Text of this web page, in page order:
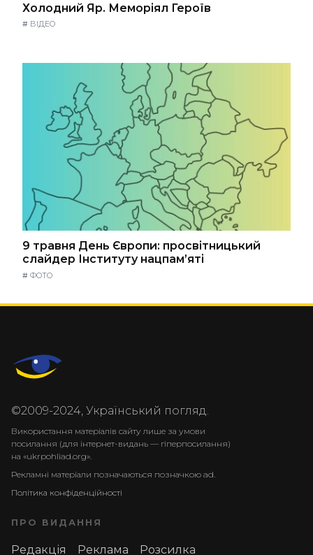
Холодний Яр. Меморіял Героїв
# ВІДЕО
9 травня День Європи: просвітницький
слайдер Інституту нацпам’яті
# ФОТО
©2009-2024, Український погляд.
Використання матеріалів сайту лише за умови
посилання (для інтернет-видань — гіперпосилання)
на «ukrpohliad.org».
Рекламні матеріали позначаються позначкою ad.
Політика конфіденційності
ПРО ВИДАННЯ
Редакція Реклама Розсилка